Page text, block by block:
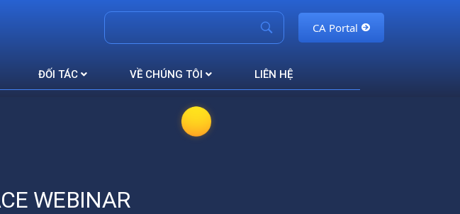
CA Portal
ĐỐI TÁC VỀ CHÚNG TÔI LIÊN HỆ
WEBINAR